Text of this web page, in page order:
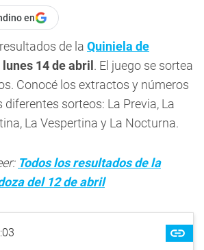
en
de la Quiniela de
lunes 14de abril . El juego se sortea
Conocé los extractos y números
diferentes sorteos: La Previa, La
La Vespertina y La Nocturna.
Todos los resultados de la
del 12 de abril